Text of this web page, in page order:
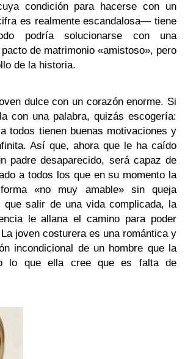
condición para hacerse con un
es realmente escandalosa— tiene
podría solucionarse con una
de matrimonio «amistoso», pero
de la historia.
dulce con un corazón enorme. Si
con una palabra, quizás escogería:
todos tienen buenas motivaciones y
Así que, ahora que le ha caído
padre desaparecido, será capaz de
a todos los que en su momento la
«no muy amable» sin queja
que salir de una vida complicada, la
le allana el camino para poder
joven costurera es una romántica y
incondicional de un hombre que la
lo que ella cree que es falta de